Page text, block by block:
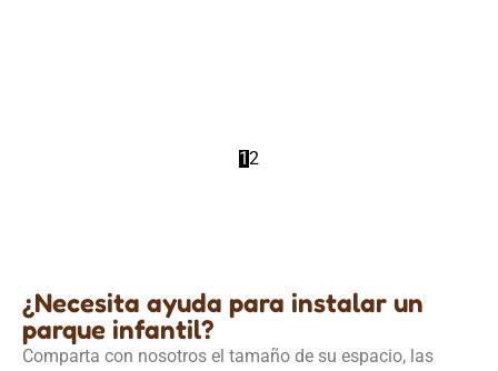
12
¿Necesita ayuda para instalar un
parque infantil?
Comparta con nosotros el tamaño de su espacio, las